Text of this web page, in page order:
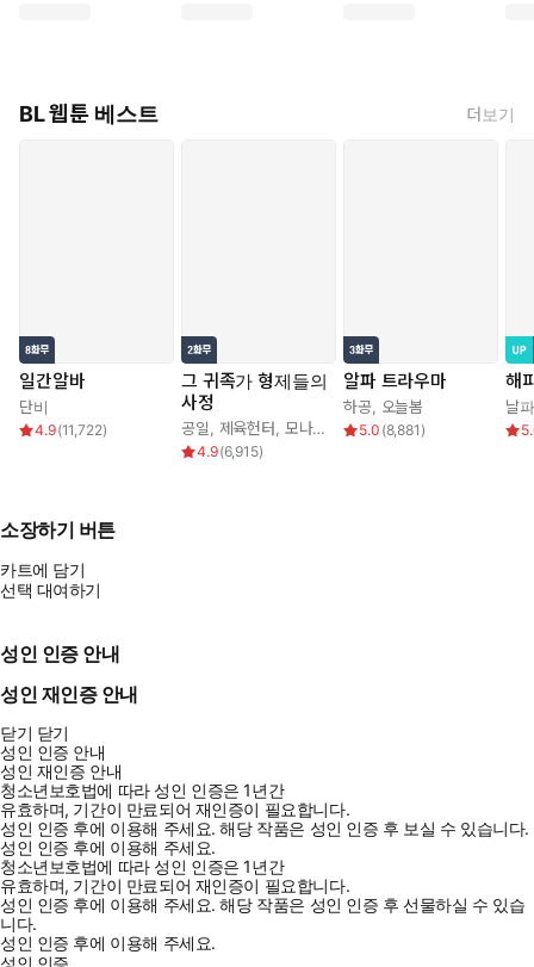
BL 웹툰 베스트 더보기
일간알바
단비
4.9(11,722)
그 귀족가 형제들의
사정
공일 제육헌터 모나글로리아
4.9(6,915)
알파 트라우마
하공 오늘봄
5.0 (8,881 )
해
날
소장하기 버튼
카트에 담기
선택 대여하기
성인 인증 안내
성인 재인증 안내
닫기 닫기
성인 인증 안내
성인 재인증 안내
청소년보호법에 따라 성인 인증은 1년간
유효하며, 기간이 만료되어 재인증이 필요합니다.
성인 인증 후에 이용해 주세요.해당 작품은 성인 인증 후 보실 수 있습니다.
성인 인증 후에 이용해 주세요.
청소년보호법에 따라 성인 인증은 1년간
유효하며, 기간이 만료되어 재인증이 필요합니다.
성인 인증 후에 이용해 주세요.해당 작품은 성인 인증 후 선물하실 수 있습
니다.
성인 인증 후에 이용해 주세요.